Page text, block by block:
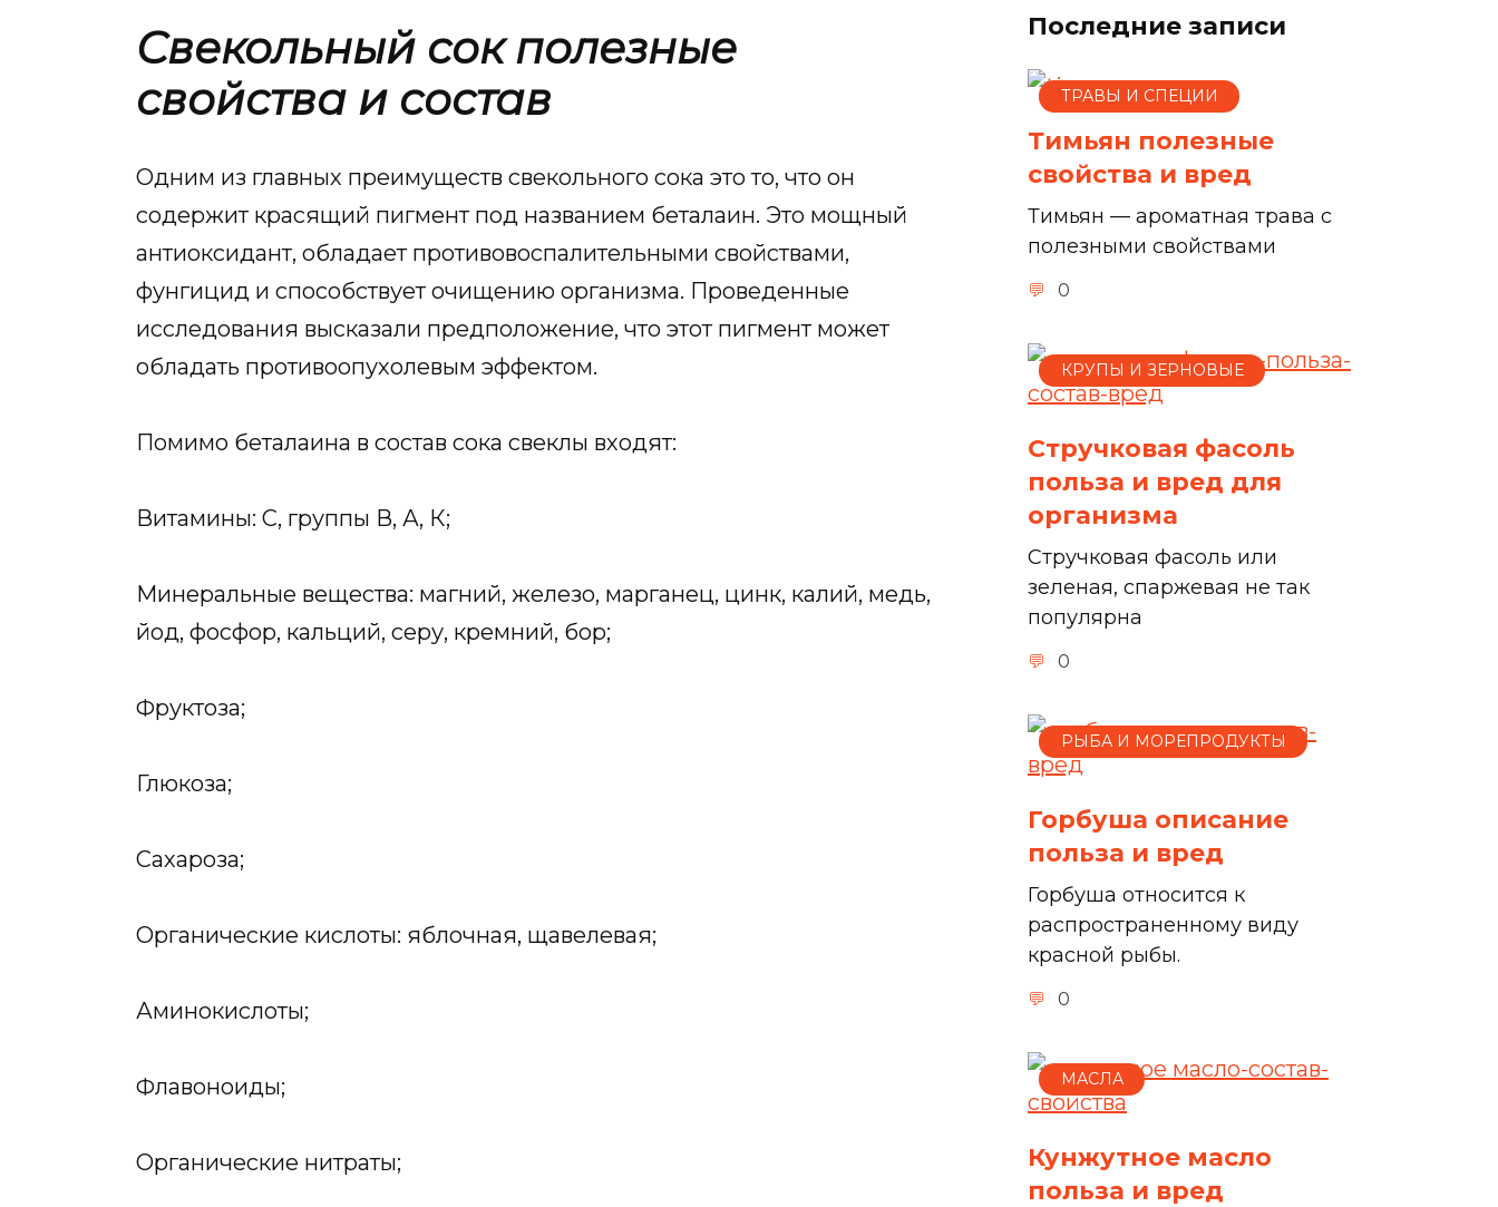
Свекольный сок полезные
свойства и состав
Одним из главных преимуществ свекольного сока это то, что он
содержит красящий пигмент под названием беталаин. Это мощный
антиоксидант, обладает противовоспалительными свойствами,
фунгицид и способствует очищению организма. Проведенные
исследования высказали предположение, что этот пигмент может
обладать противоопухолевым эффектом.
Помимо беталаина в состав сока свеклы входят:
Витамины: С, группы В, А, К;
Минеральные вещества: магний, железо, марганец, цинк, калий, медь,
йод, фосфор, кальций, серу, кремний, бор;
Фруктоза;
Глюкоза;
Сахароза;
Органические кислоты: яблочная, щавелевая;
Аминокислоты;
Флавоноиды;
Органические нитраты;
Последние записи
ТРАВЫ И СПЕЦИИ
Тимьян полезные
свойства и вред
Тимьян — ароматная трава с
полезными свойствами
0
КРУПЫ И ЗЕРНОВЫЕ
Стручковая фасоль
польза и вред для
организма
Стручковая фасоль или
зеленая, спаржевая не так
популярна
0
РЫБА И МОРЕПРОДУКТЫ
Горбуша описание
польза и вред
Горбуша относится к
распространенному виду
красной рыбы.
0
МАСЛА
Кунжутное масло
польза и вред